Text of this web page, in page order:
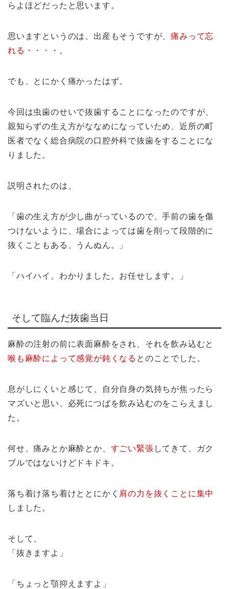
らよほどだったと思います。
思いますというのは、出産もそうですが、痛みって忘
れる・・・・ 。
でも、とにかく痛かったはず。
今回は虫歯のせいで抜歯することになったのですが、
親知らずの生え方がななめになっていため、近所の町
医者でなく総合病院の口腔外科で抜歯をすることにな
りました。
説明されたのは、
「歯の生え方が少し曲がっているので、手前の歯を傷
つけないように、場合によっては歯を削って段階的に
抜くこともある、うんぬん。」
「ハイハイ。わかりました。お任せします。」
そして臨んだ抜歯当日
麻酔の注射の前に表面麻酔をされ、それを飲み込むと
喉も麻酔によって感覚が鈍くなる とのことでした。
息がしにくいと感じて、自分自身の気持ちが焦ったら
マズいと思い、必死につばを飲み込むのをこらえまし
た。
何せ、痛みとか麻酔とか 、すごい緊張 してきて、ガク
ブルではないけどドキドキ。
落ち着け落ち着けととにかく 肩の力を抜くことに集中
しました。
そして、
「抜きますよ」
「ちょっと顎抑えますよ」